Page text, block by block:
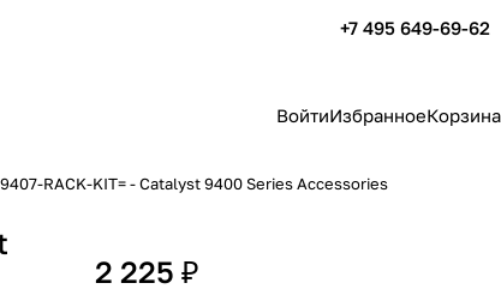
+7 495 649-69-62
ВойтиИзбранноеКорзина
RACK-KIT= - Catalyst 9400 Series Accessories
2 225 ₽